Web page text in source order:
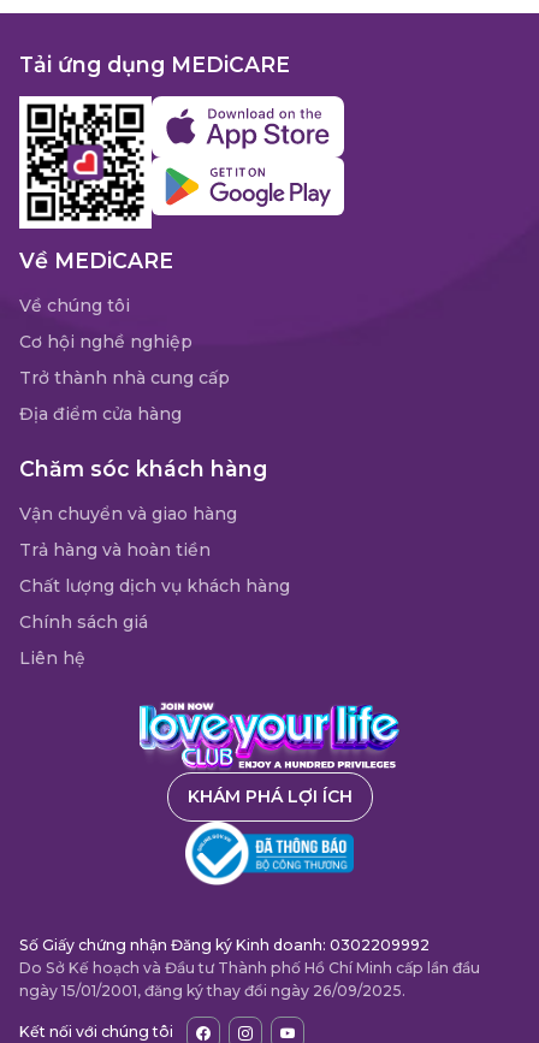
Tải ứng dụng MEDiCARE
Về MEDiCARE
Về chúng tôi
Cơ hội nghề nghiệp
Trở thành nhà cung cấp
Địa điểm cửa hàng
Chăm sóc khách hàng
Vận chuyển và giao hàng
Trả hàng và hoàn tiền
Chất lượng dịch vụ khách hàng
Chính sách giá
Liên hệ
KHÁM PHÁ LỢI ÍCH
Số Giấy chứng nhận Đăng ký Kinh doanh: 0302209992
Do Sở Kế hoạch và Đầu tư Thành phố Hồ Chí Minh cấp lần đầu
ngày 15/01/2001, đăng ký thay đổi ngày 26/09/2025.
Kết nối với chúng tôi